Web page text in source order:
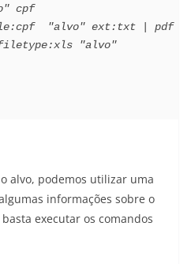
cpf
"alvo" ext:txt | pdf
filetype:xls "alvo"
alvo, podemos utilizar uma
informações sobre o
executar os comandos